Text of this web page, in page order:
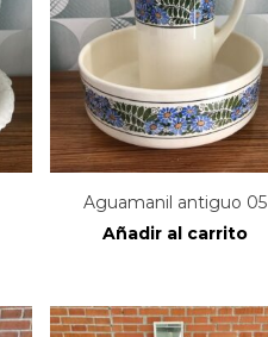
Aguamanil antiguo 05
Añadir al carrito